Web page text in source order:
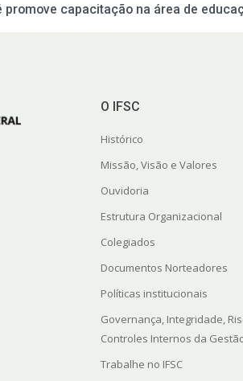
promove capacitação na área de
O IFSC
Histórico
Missão, Visão e Valores
Ouvidoria
Estrutura Organizacional
Colegiados
Documentos Norteadores
Políticas institucionais
Governança, Integridade,
Controles Internos da
Trabalhe no IFSC